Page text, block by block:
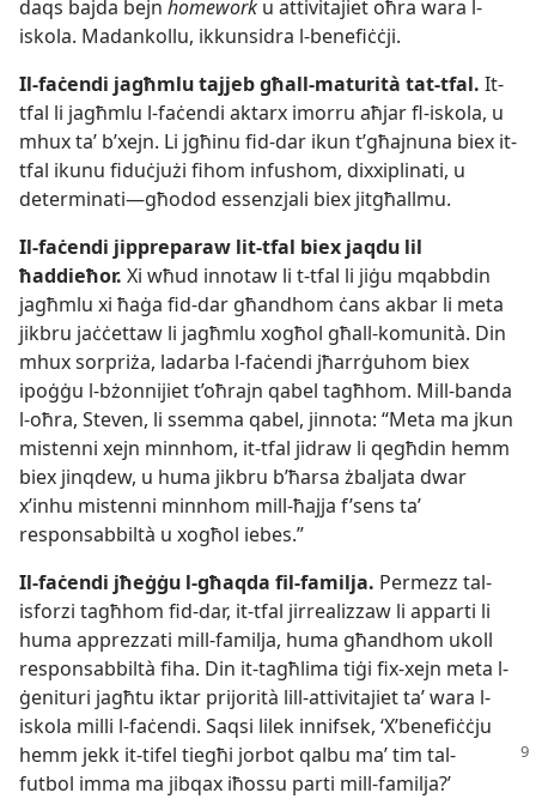
daqs bajda bejn homework u attivitajiet oħra wara l-​
iskola. Madankollu, ikkunsidra l-​benefiċċji.
Il-​faċendi jagħmlu tajjeb għall-​maturità tat-​tfal. It-​
tfal li jagħmlu l-​faċendi aktarx imorru aħjar fl-​iskola, u
mhux taʼ b’xejn. Li jgħinu fid-​dar ikun t’għajnuna biex it-​
tfal ikunu fiduċjużi fihom infushom, dixxiplinati, u
determinati—għodod essenzjali biex jitgħallmu.
Il-​faċendi jippreparaw lit-​tfal biex jaqdu lil
ħaddieħor. Xi wħud innotaw li t-​tfal li jiġu mqabbdin
jagħmlu xi ħaġa fid-​dar għandhom ċans akbar li meta
jikbru jaċċettaw li jagħmlu xogħol għall-​komunità. Din
mhux sorpriża, ladarba l-​faċendi jħarrġuhom biex
ipoġġu l-​bżonnijiet t’oħrajn qabel tagħhom. Mill-​banda
l-​oħra, Steven, li ssemma qabel, jinnota: “Meta ma jkun
mistenni xejn minnhom, it-​tfal jidraw li qegħdin hemm
biex jinqdew, u huma jikbru b’ħarsa żbaljata dwar
x’inhu mistenni minnhom mill-​ħajja f’sens taʼ
responsabbiltà u xogħol iebes.”
Il-​faċendi jħeġġu l-​għaqda fil-​familja. Permezz tal-​
isforzi tagħhom fid-​dar, it-​tfal jirrealizzaw li apparti li
huma apprezzati mill-​familja, huma għandhom ukoll
responsabbiltà fiha. Din it-​tagħlima tiġi fix-​xejn meta l-​
ġenituri jagħtu iktar prijorità lill-​attivitajiet taʼ wara l-​
iskola milli l-​faċendi. Saqsi lilek innifsek, ‘X’benefiċċju
hemm jekk it-​tifel tiegħi jorbotqalbu maʼ tim tal-​
futbol imma ma jibqax iħossu parti mill-​familja?’